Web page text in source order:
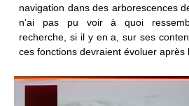
navigation dans des arborescences
n’ai pas pu voir à quoi
recherche, si il y en a, sur ses
ces fonctions devraient évoluer après